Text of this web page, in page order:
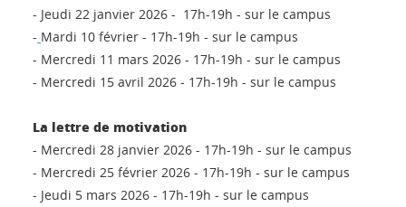
- Jeudi 22 janvier 2026 - 17h-19h - sur le campus
- Mardi 10 février - 17h-19h - sur le campus
- Mercredi 11 mars 2026 - 17h-19h - sur le campus
- Mercredi 15 avril 2026 - 17h-19h - sur le campus
La lettre de motivation
- Mercredi 28 janvier 2026 - 17h-19h - sur le campus
- Mercredi 25 février 2026 - 17h-19h - sur le campus
- Jeudi 5 mars 2026 - 17h-19h - sur le campus